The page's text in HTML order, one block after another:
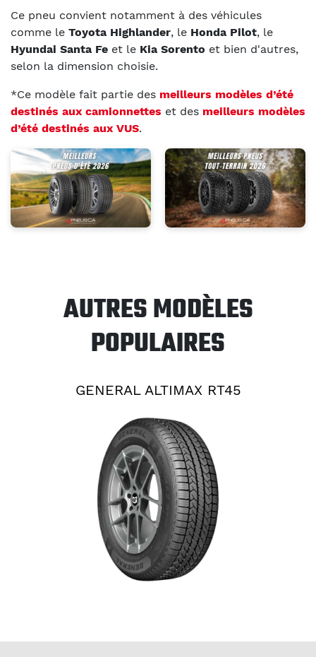
Ce pneu convient notamment à des véhicules
comme le Toyota Highlander, le Honda Pilot, le
Hyundai Santa Fe et le Kia Sorento et bien d'autres,
selon la dimension choisie.
*Ce modèle fait partie des meilleurs modèles d’été
destinés aux camionnettes et des meilleurs modèles
d’été destinés aux VUS.
AUTRES MODÈLES
POPULAIRES
GENERAL ALTIMAX RT45